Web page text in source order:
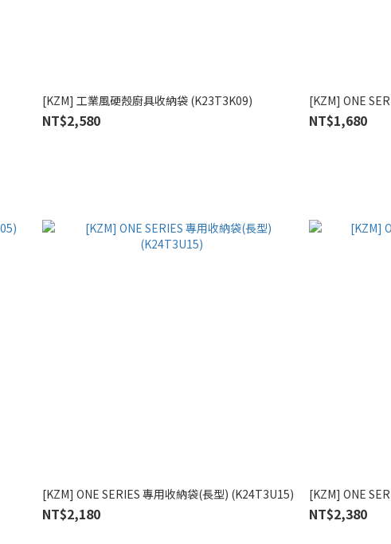
[KZM] 工業風硬殼廚具收納袋 (K23T3K09)
NT$2,580
[KZM] ONE
NT$1,680
[KZM] ONE SERIES 專用收納袋(長型) (K24T3U15)
NT$2,180
[KZM] ONE
NT$2,380